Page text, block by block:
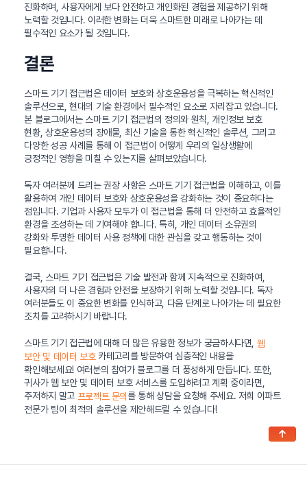
진화하며, 사용자에게 보다 안전하고 개인화된 경험을 제공하기 위해
노력할 것입니다. 이러한 변화는 더욱 스마트한 미래로 나아가는 데
필수적인 요소가 될 것입니다.
결론
스마트 기기 접근법은 데이터 보호와 상호운용성을 극복하는 혁신적인
솔루션으로, 현대의 기술 환경에서 필수적인 요소로 자리잡고 있습니다.
본 블로그에서는 스마트 기기 접근법의 정의와 원칙, 개인정보 보호
현황, 상호운용성의 장애물, 최신 기술을 통한 혁신적인 솔루션, 그리고
다양한 성공 사례를 통해 이 접근법이 어떻게 우리의 일상생활에
긍정적인 영향을 미칠 수 있는지를 살펴보았습니다.
독자 여러분께 드리는 권장 사항은 스마트 기기 접근법을 이해하고, 이를
활용하여 개인 데이터 보호와 상호운용성을 강화하는 것이 중요하다는
점입니다. 기업과 사용자 모두가 이 접근법을 통해 더 안전하고 효율적인
환경을 조성하는 데 기여해야 합니다. 특히, 개인 데이터 소유권의
강화와 투명한 데이터 사용 정책에 대한 관심을 갖고 행동하는 것이
필요합니다.
결국, 스마트 기기 접근법은 기술 발전과 함께 지속적으로 진화하여,
사용자의 더 나은 경험과 안전을 보장하기 위해 노력할 것입니다. 독자
여러분들도 이 중요한 변화를 인식하고, 다음 단계로 나아가는 데 필요한
조치를 고려하시기 바랍니다.
스마트 기기 접근법에 대해 더 많은 유용한 정보가 궁금하시다면, 웹
보안 및 데이터 보호카테고리를 방문하여 심층적인 내용을
확인해보세요! 여러분의 참여가 블로그를 더 풍성하게 만듭니다. 또한,
귀사가 웹 보안 및 데이터 보호 서비스를 도입하려고 계획 중이라면,
주저하지 말고 프로젝트 문의 를 통해 상담을 요청해 주세요. 저희 이파트
전문가 팀이 최적의 솔루션을 제안해드릴 수 있습니다!
↑